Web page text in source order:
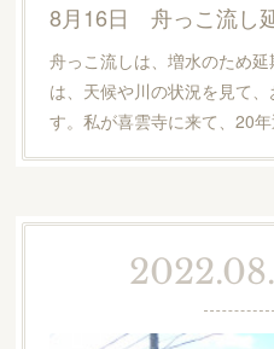
8月16日 舟っこ流し
舟っこ流しは、増水のため
は、天候や川の状況を見て
す。私が喜雲寺に来て、20